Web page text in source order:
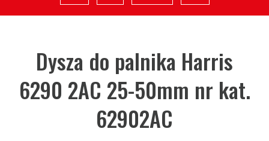
Dysza do palnika Harris
6290 2AC 25-50mm nr kat.
62902AC